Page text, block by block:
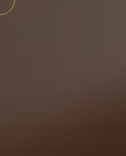
Panneau de gestion des cookies